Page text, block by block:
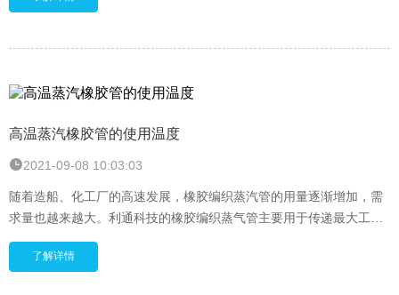
高温蒸汽橡胶管的使用温度
2021-09-08 10:03:03
随着造船、化工厂的高速发展，橡胶编织蒸汽管的用量逐渐增加，需
求量也越来越大。利通科技的橡胶编织蒸气管主要用于传递最大工作
压力和温度为270PSI和430&deg;F(+220℃)饱和
了解详情